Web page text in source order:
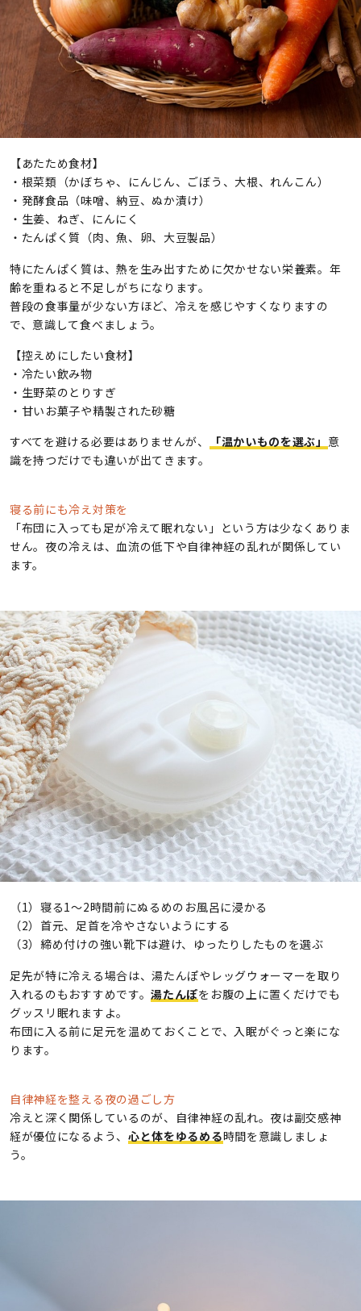
【あたため食材】
・根菜類（かぼちゃ、にんじん、ごぼう、大根、れんこん）
・発酵食品（味噌、納豆、ぬか漬け）
・生姜、ねぎ、にんにく
・たんぱく質（肉、魚、卵、大豆製品）
特にたんぱく質は、熱を生み出すために欠かせない栄養素。年
齢を重ねると不足しがちになります。
普段の食事量が少ない方ほど、冷えを感じやすくなりますの
で、意識して食べましょう。
【控えめにしたい食材】
・冷たい飲み物
・生野菜のとりすぎ
・甘いお菓子や精製された砂糖
すべてを避ける必要はありませんが、
「温かいものを選ぶ」 意
識を持つだけでも違いが出てきます。
寝る前にも冷え対策を
「布団に入っても足が冷えて眠れない」という方は少なくありま
せん。夜の冷えは、血流の低下や自律神経の乱れが関係してい
ます。
（1）寝る1〜2時間前にぬるめのお風呂に浸かる
（2）首元、足首を冷やさないようにする
（3）締め付けの強い靴下は避け、ゆったりしたものを選ぶ
足先が特に冷える場合は、湯たんぽやレッグウォーマーを取り
入れるのもおすすめです。湯たんぽをお腹の上に置くだけでも
グッスリ眠れますよ。
布団に入る前に足元を温めておくことで、入眠がぐっと楽にな
ります。
自律神経を整える夜の過ごし方
冷えと深く関係しているのが、自律神経の乱れ。夜は副交感神
経が優位になるよう、 心と体をゆるめる時間を意識しましょ
う。